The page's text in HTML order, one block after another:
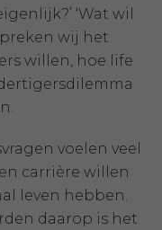
‘Wat wil
wij het
willen, hoe life
voelen veel
carrière willen
leven hebben.
daarop is het